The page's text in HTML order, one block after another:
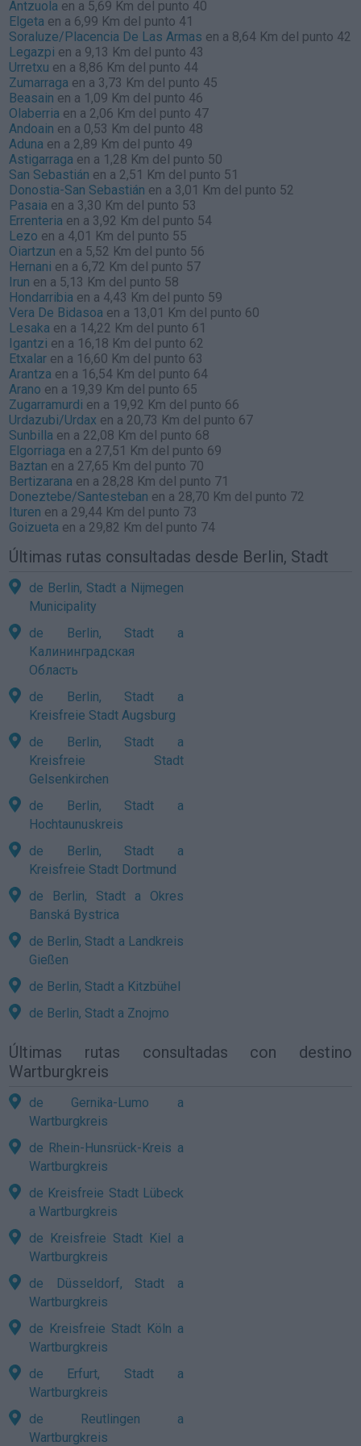
Antzuola en a 5,69 Km del punto 40
Elgeta en a 6,99 Km del punto 41
Soraluze/Placencia De Las Armas en a 8,64 Km del punto 42
Legazpi en a 9,13 Km del punto 43
Urretxu en a 8,86 Km del punto 44
Zumarraga en a 3,73 Km del punto 45
Beasain en a 1,09 Km del punto 46
Olaberria en a 2,06 Km del punto 47
Andoain en a 0,53 Km del punto 48
Aduna en a 2,89 Km del punto 49
Astigarraga en a 1,28 Km del punto 50
San Sebastián en a 2,51 Km del punto 51
Donostia-San Sebastián en a 3,01 Km del punto 52
Pasaia en a 3,30 Km del punto 53
Errenteria en a 3,92 Km del punto 54
Lezo en a 4,01 Km del punto 55
Oiartzun en a 5,52 Km del punto 56
Hernani en a 6,72 Km del punto 57
Irun en a 5,13 Km del punto 58
Hondarribia en a 4,43 Km del punto 59
Vera De Bidasoa en a 13,01 Km del punto 60
Lesaka en a 14,22 Km del punto 61
Igantzi en a 16,18 Km del punto 62
Etxalar en a 16,60 Km del punto 63
Arantza en a 16,54 Km del punto 64
Arano en a 19,39 Km del punto 65
Zugarramurdi en a 19,92 Km del punto 66
Urdazubi/Urdax en a 20,73 Km del punto 67
Sunbilla en a 22,08 Km del punto 68
Elgorriaga en a 27,51 Km del punto 69
Baztan en a 27,65 Km del punto 70
Bertizarana en a 28,28 Km del punto 71
Doneztebe/Santesteban en a 28,70 Km del punto 72
Ituren en a 29,44 Km del punto 73
Goizueta en a 29,82 Km del punto 74
Últimas rutas consultadas desde Berlin, Stadt
de Berlin, Stadt a Nijmegen
Municipality
de Berlin, Stadt a
Калининградская
Область
de Berlin, Stadt a
Kreisfreie Stadt Augsburg
de Berlin, Stadt a
Kreisfreie Stadt
Gelsenkirchen
de Berlin, Stadt a
Hochtaunuskreis
de Berlin, Stadt a
Kreisfreie Stadt Dortmund
de Berlin, Stadt a Okres
Banská Bystrica
de Berlin, Stadt a Landkreis
Gießen
de Berlin, Stadt a Kitzbühel
de Berlin, Stadt a Znojmo
Últimas rutas consultadas con destino
Wartburgkreis
de Gernika-Lumo a
Wartburgkreis
de Rhein-Hunsrück-Kreis a
Wartburgkreis
de Kreisfreie Stadt Lübeck
a Wartburgkreis
de Kreisfreie Stadt Kiel a
Wartburgkreis
de Düsseldorf, Stadt a
Wartburgkreis
de Kreisfreie Stadt Köln a
Wartburgkreis
de Erfurt, Stadt a
Wartburgkreis
de Reutlingen a
Wartburgkreis